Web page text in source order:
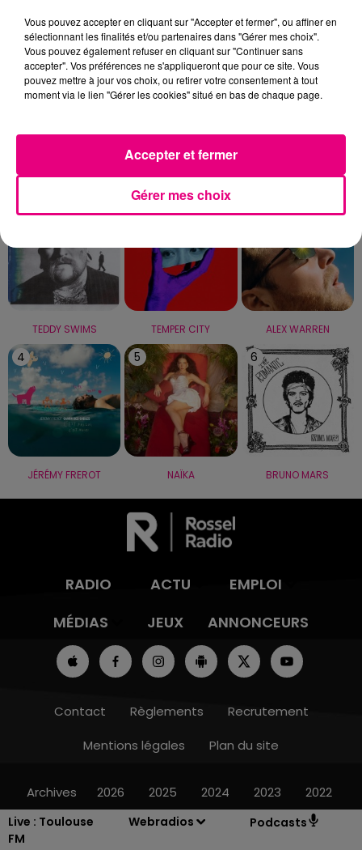
Live : Toulouse
FM
Webradios Podcasts
LE TOP
1
TEDDY SWIMS
2
TEMPER CITY
3
ALEX WARREN
4
JÉRÉMY FREROT
5
NAÏKA
6
BRUNO MARS
RADIO ACTU
EMPLOI
MÉDIAS
JEUX ANNONCEURS
Contact Règlements
Recrutement
Mentions légales
Plan du site
Archives 2026 2025 2024 2023 2022
Vous pouvez accepter en cliquant sur "Accepter et fermer", ou affiner en
sélectionnant les finalités et/ou partenaires dans "Gérer mes choix".
Vous pouvez également refuser en cliquant sur "Continuer sans
accepter". Vos préférences ne s'appliqueront que pour ce site. Vous
pouvez mettre à jour vos choix, ou retirer votre consentement à tout
moment via le lien "Gérer les cookies" situé en bas de chaque page.
Gérer mes choix
Accepter et fermer